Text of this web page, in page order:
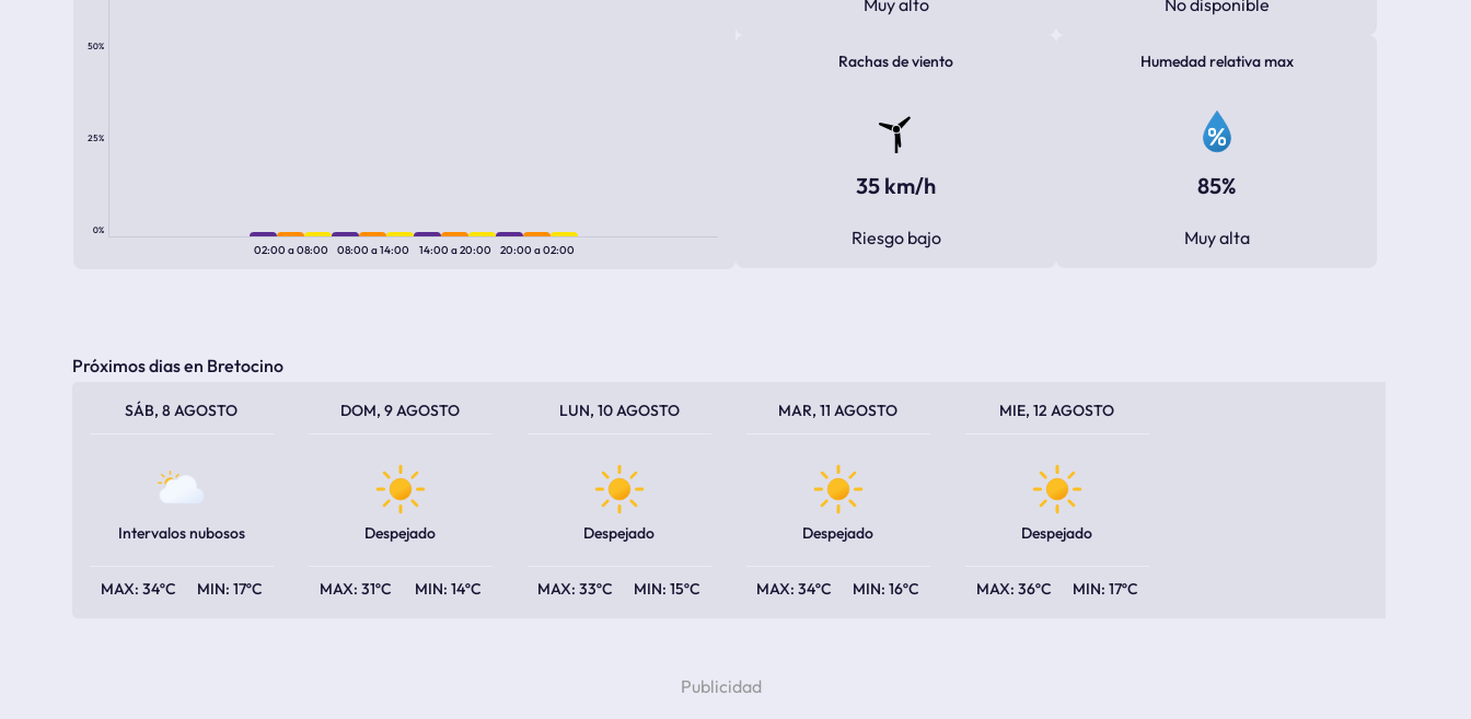
50%
25%
0%
02:00a08:00 08:00a14:00 14:00a20:00 20:00a02:00
Muy alto No disponible
Rachas de viento
35 km/h
Riesgo bajo
Humedad relativa max
85%
Muy alta
Próximos dias en Bretocino
SÁB, 8 AGOSTO
Intervalos nubosos
34ºC 17ºC
DOM, 9 AGOSTO
Despejado
31ºC 14ºC
LUN, 10 AGOSTO
Despejado
33ºC 15ºC
MAR, 11 AGOSTO
Despejado
34ºC 16ºC
MIE, 12 AGOSTO
Despejado
36ºC 17ºC